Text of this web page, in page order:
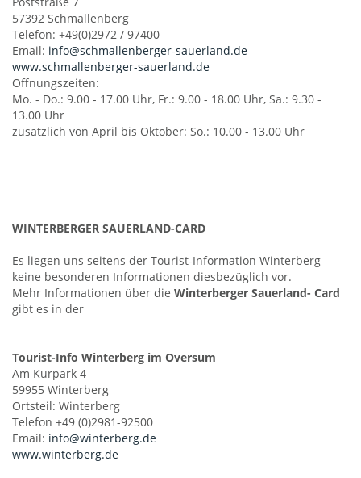
57392 Schmallenberg
Telefon: +49(0)2972 / 97400
Email: info@schmallenberger-sauerland.de
www.schmallenberger-sauerland.de
Öffnungszeiten:
Mo. - Do.: 9.00 - 17.00 Uhr, Fr.: 9.00 - 18.00 Uhr, Sa.: 9.30 -
13.00 Uhr
zusätzlich von April bis Oktober: So.: 10.00 - 13.00 Uhr
WINTERBERGER SAUERLAND-CARD
Es liegen uns seitens der Tourist-Information Winterberg
keine besonderen Informationen diesbezüglich vor.
Mehr Informationen über die Winterberger Sauerland- Card
gibt es in der
Tourist-Info Winterberg im Oversum
Am Kurpark 4
59955 Winterberg
Ortsteil: Winterberg
Telefon +49 (0)2981-92500
Email: info@winterberg.de
www.winterberg.de